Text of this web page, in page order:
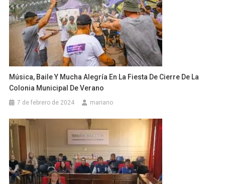
Música, Baile Y Mucha Alegría En La Fiesta De Cierre De La
Colonia Municipal De Verano
7 de febrero de 2024 mariano